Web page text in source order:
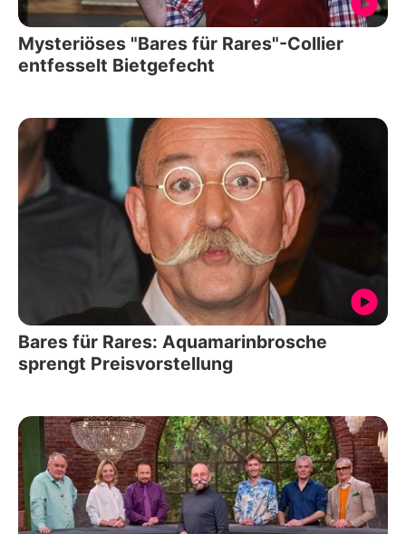
Mysteriöses "Bares für Rares"-Collier
entfesselt Bietgefecht
Bares für Rares: Aquamarinbrosche
sprengt Preisvorstellung